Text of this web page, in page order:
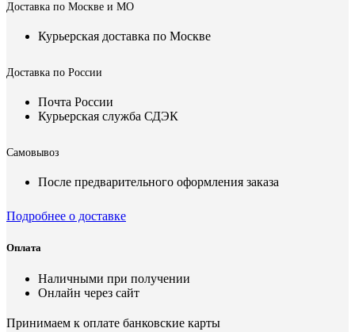
Доставка по Москве и МО
Курьерская доставка по Москве
Доставка по России
Почта России
Курьерская служба СДЭК
Самовывоз
После предварительного оформления заказа
Подробнее о доставке
Оплата
Наличными при получении
Онлайн через сайт
Принимаем к оплате банковские карты